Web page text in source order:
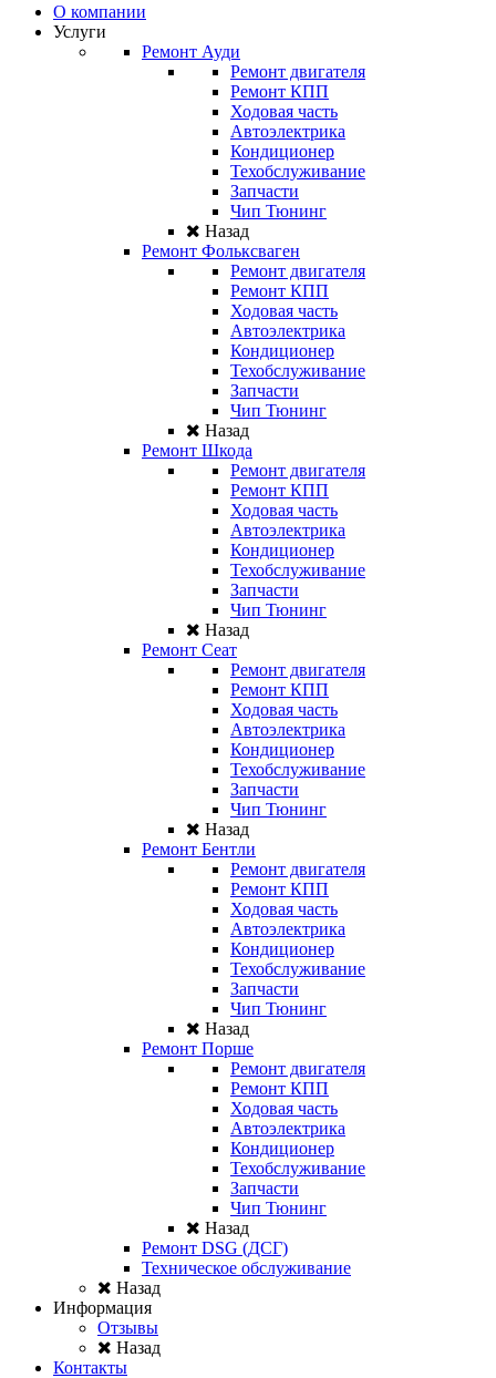
О компании
Услуги
Ремонт Ауди
Ремонт двигателя
Ремонт КПП
Ходовая часть
Автоэлектрика
Кондиционер
Техобслуживание
Запчасти
Чип Тюнинг
Назад
Ремонт Фольксваген
Ремонт двигателя
Ремонт КПП
Ходовая часть
Автоэлектрика
Кондиционер
Техобслуживание
Запчасти
Чип Тюнинг
Назад
Ремонт Шкода
Ремонт двигателя
Ремонт КПП
Ходовая часть
Автоэлектрика
Кондиционер
Техобслуживание
Запчасти
Чип Тюнинг
Назад
Ремонт Сеат
Ремонт двигателя
Ремонт КПП
Ходовая часть
Автоэлектрика
Кондиционер
Техобслуживание
Запчасти
Чип Тюнинг
Назад
Ремонт Бентли
Ремонт двигателя
Ремонт КПП
Ходовая часть
Автоэлектрика
Кондиционер
Техобслуживание
Запчасти
Чип Тюнинг
Назад
Ремонт Порше
Ремонт двигателя
Ремонт КПП
Ходовая часть
Автоэлектрика
Кондиционер
Техобслуживание
Запчасти
Чип Тюнинг
Назад
Ремонт DSG (ДСГ)
Техническое обслуживание
Назад
Информация
Отзывы
Назад
Контакты